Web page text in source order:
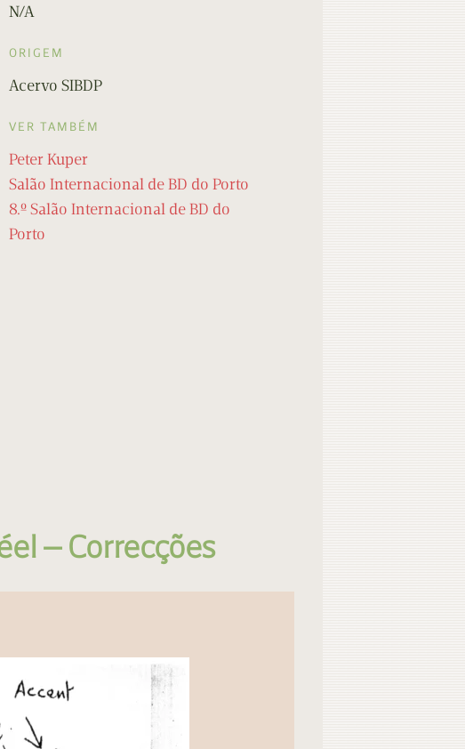
N/A
ORIGEM
Acervo SIBDP
VER TAMBÉM
Peter Kuper
Salão Internacional de BD do Porto
8.º Salão Internacional de BD do
Porto
— Correcções